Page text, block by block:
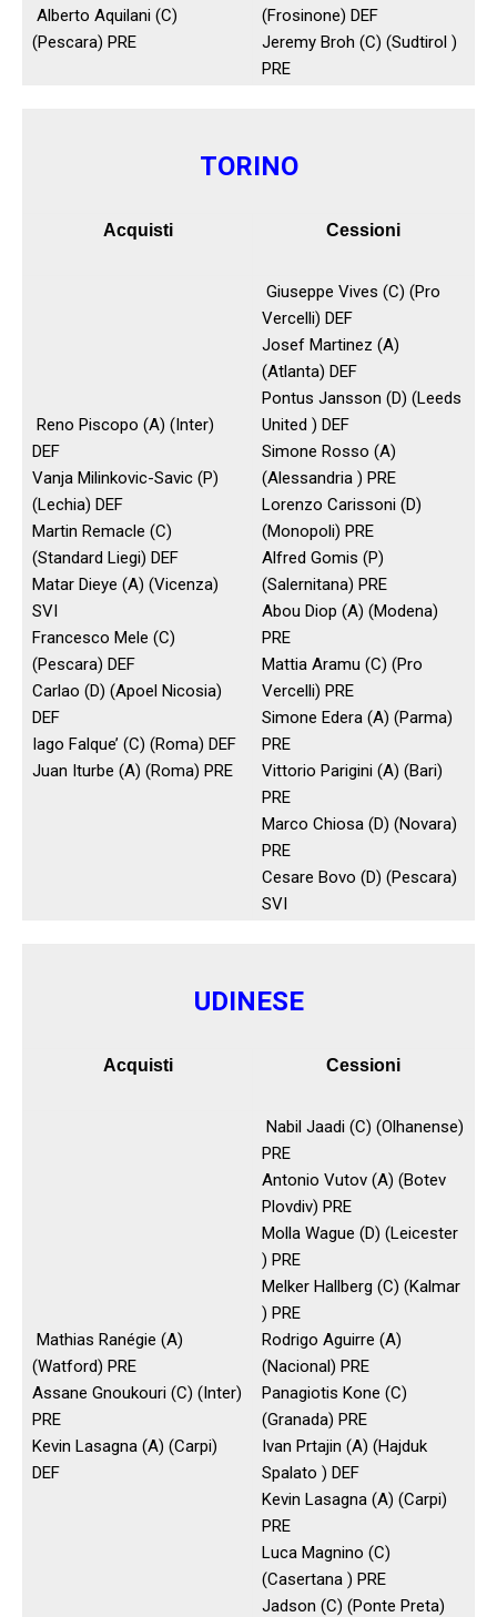
Alberto Aquilani (C)
(Pescara) PRE
(Frosinone) DEF
Jeremy Broh (C) (Sudtirol )
PRE
TORINO
Acquisti Cessioni
Reno Piscopo (A) (Inter)
DEF
Vanja Milinkovic-Savic (P)
(Lechia) DEF
Martin Remacle (C)
(Standard Liegi) DEF
Matar Dieye (A) (Vicenza)
SVI
Francesco Mele (C)
(Pescara) DEF
Carlao (D) (Apoel Nicosia)
DEF
Iago Falque’ (C) (Roma) DEF
Juan Iturbe (A) (Roma) PRE
Giuseppe Vives (C) (Pro
Vercelli) DEF
Josef Martinez (A)
(Atlanta) DEF
Pontus Jansson (D) (Leeds
United ) DEF
Simone Rosso (A)
(Alessandria ) PRE
Lorenzo Carissoni (D)
(Monopoli) PRE
Alfred Gomis (P)
(Salernitana) PRE
Abou Diop (A) (Modena)
PRE
Mattia Aramu (C) (Pro
Vercelli) PRE
Simone Edera (A) (Parma)
PRE
Vittorio Parigini (A) (Bari)
PRE
Marco Chiosa (D) (Novara)
PRE
Cesare Bovo (D) (Pescara)
SVI
UDINESE
Acquisti Cessioni
Mathias Ranégie (A)
(Watford) PRE
Assane Gnoukouri (C) (Inter)
PRE
Kevin Lasagna (A) (Carpi)
DEF
Nabil Jaadi (C) (Olhanense)
PRE
Antonio Vutov (A) (Botev
Plovdiv) PRE
Molla Wague (D) (Leicester
) PRE
Melker Hallberg (C) (Kalmar
) PRE
Rodrigo Aguirre (A)
(Nacional) PRE
Panagiotis Kone (C)
(Granada) PRE
Ivan Prtajin (A) (Hajduk
Spalato ) DEF
Kevin Lasagna (A) (Carpi)
PRE
Luca Magnino (C)
(Casertana ) PRE
Jadson (C) (Ponte Preta)